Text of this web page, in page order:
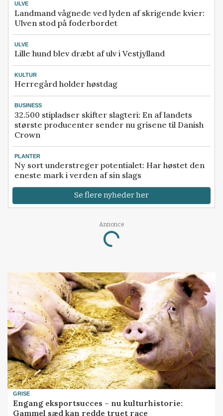
ULVE
Landmand vågnede ved lyden af skrigende kvier:
Ulven stod på foderbordet
ULVE
Lille hund blev dræbt af ulv i Vestjylland
KULTUR
Herregård holder høstdag
BUSINESS
32.500 stipladser skifter slagteri: En af landets
største producenter sender nu grisene til Danish
Crown
PLANTER
Ny sort understreger potentialet: Har høstet den
eneste mark i verden af sin slags
Se flere nyheder her
Annonce
Loading...
GRISE
Engang eksportsucces – nu kulturhistorie:
Gammel sæd kan redde truet race